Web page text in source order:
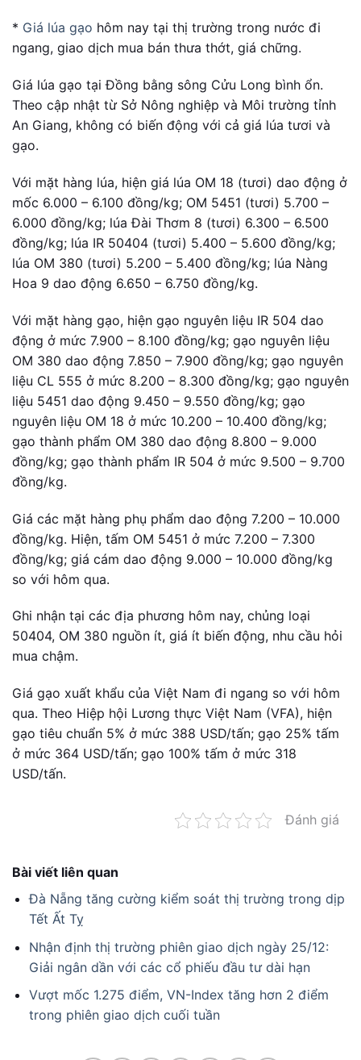
* Giá lúa gạo hôm nay tại thị trường trong nước đi
ngang, giao dịch mua bán thưa thớt, giá chững.
Giá lúa gạo tại Đồng bằng sông Cửu Long bình ổn.
Theo cập nhật từ Sở Nông nghiệp và Môi trường tỉnh
An Giang, không có biến động với cả giá lúa tươi và
gạo.
Với mặt hàng lúa, hiện giá lúa OM 18 (tươi) dao động ở
mốc 6.000 – 6.100 đồng/kg; OM 5451 (tươi) 5.700 –
6.000 đồng/kg; lúa Đài Thơm 8 (tươi) 6.300 – 6.500
đồng/kg; lúa IR 50404 (tươi) 5.400 – 5.600 đồng/kg;
lúa OM 380 (tươi) 5.200 – 5.400 đồng/kg; lúa Nàng
Hoa 9 dao động 6.650 – 6.750 đồng/kg.
Với mặt hàng gạo, hiện gạo nguyên liệu IR 504 dao
động ở mức 7.900 – 8.100 đồng/kg; gạo nguyên liệu
OM 380 dao động 7.850 – 7.900 đồng/kg; gạo nguyên
liệu CL 555 ở mức 8.200 – 8.300 đồng/kg; gạo nguyên
liệu 5451 dao động 9.450 – 9.550 đồng/kg; gạo
nguyên liệu OM 18 ở mức 10.200 – 10.400 đồng/kg;
gạo thành phẩm OM 380 dao động 8.800 – 9.000
đồng/kg; gạo thành phẩm IR 504 ở mức 9.500 – 9.700
đồng/kg.
Giá các mặt hàng phụ phẩm dao động 7.200 – 10.000
đồng/kg. Hiện, tấm OM 5451 ở mức 7.200 – 7.300
đồng/kg; giá cám dao động 9.000 – 10.000 đồng/kg
so với hôm qua.
Ghi nhận tại các địa phương hôm nay, chủng loại
50404, OM 380 nguồn ít, giá ít biến động, nhu cầu hỏi
mua chậm.
Giá gạo xuất khẩu của Việt Nam đi ngang so với hôm
qua. Theo Hiệp hội Lương thực Việt Nam (VFA), hiện
gạo tiêu chuẩn 5% ở mức 388 USD/tấn; gạo 25% tấm
ở mức 364 USD/tấn; gạo 100% tấm ở mức 318
USD/tấn.
Đánh giá
Bài viết liên quan
Đà Nẵng tăng cường kiểm soát thị trường trong dịp
Tết Ất Tỵ
Nhận định thị trường phiên giao dịch ngày 25/12:
Giải ngân dần với các cổ phiếu đầu tư dài hạn
Vượt mốc 1.275 điểm, VN-Index tăng hơn 2 điểm
trong phiên giao dịch cuối tuần